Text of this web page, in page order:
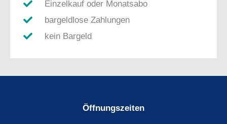
Einzelkauf oder Monatsabo
bargeldlose Zahlungen
kein Bargeld
Öffnungszeiten